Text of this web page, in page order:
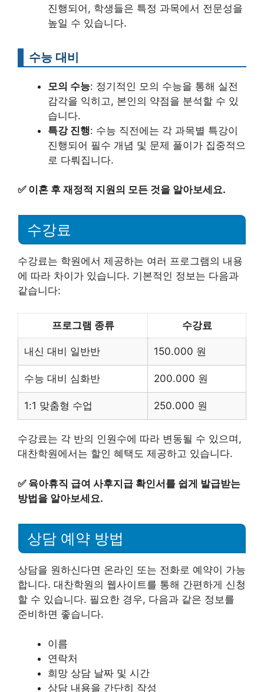
진행되어, 학생들은 특정 과목에서 전문성을
높일 수 있습니다.
수능 대비
모의 수능: 정기적인 모의 수능을 통해 실전
감각을 익히고, 본인의 약점을 분석할 수 있
습니다.
특강 진행: 수능 직전에는 각 과목별 특강이
진행되어 필수 개념 및 문제 풀이가 집중적으
로 다뤄집니다.
✅ 이혼 후 재정적 지원의 모든 것을 알아보세요.
수강료
수강료는 학원에서 제공하는 여러 프로그램의 내용
에 따라 차이가 있습니다. 기본적인 정보는 다음과
같습니다:
프로그램 종류 수강료
내신 대비 일반반 150.000 원
수능 대비 심화반 200.000 원
1:1 맞춤형 수업 250.000 원
수강료는 각 반의 인원수에 따라 변동될 수 있으며,
대찬학원에서는 할인 혜택도 제공하고 있습니다.
✅ 육아휴직 급여 사후지급 확인서를 쉽게 발급받는
방법을 알아보세요.
상담 예약 방법
상담을 원하신다면 온라인 또는 전화로 예약이 가능
합니다. 대찬학원의 웹사이트를 통해 간편하게 신청
할 수 있습니다. 필요한 경우, 다음과 같은 정보를
준비하면 좋습니다.
이름
연락처
희망 상담 날짜 및 시간
상담 내용을 간단히 작성